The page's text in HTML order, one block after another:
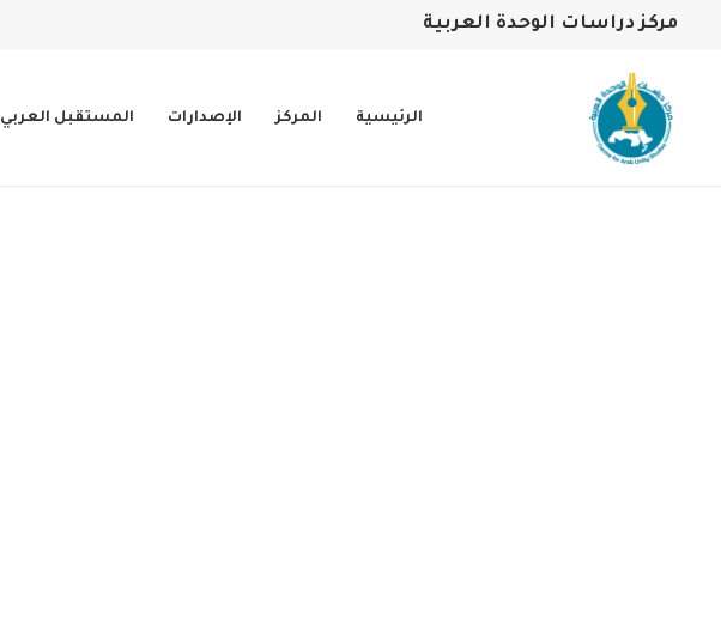
مركز دراسات الوحدة العربية
الرئيسية المركز الإصدارات المستقبل العربي